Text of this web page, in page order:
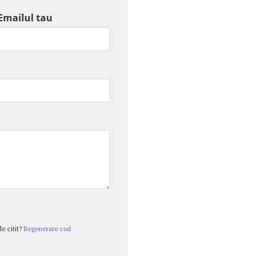
tau
citit? Regenerare cod